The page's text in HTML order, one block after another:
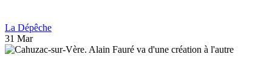
La Dépêche
31 Mar